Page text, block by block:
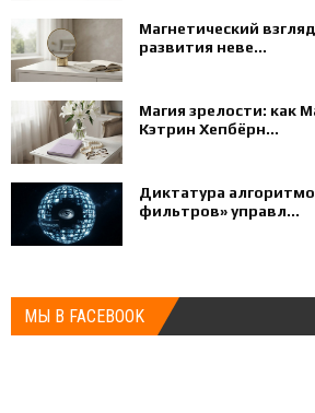
Магнетический
развития неве...
Магия зрелости: как
Кэтрин Хепбёрн...
Диктатура
фильтров» управл...
МЫ В FACEBOOK